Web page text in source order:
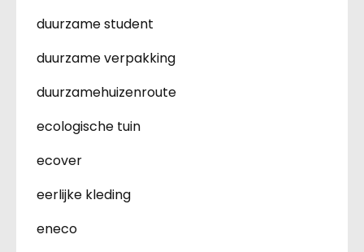
duurzame student
duurzame verpakking
duurzamehuizenroute
ecologische tuin
ecover
eerlijke kleding
eneco